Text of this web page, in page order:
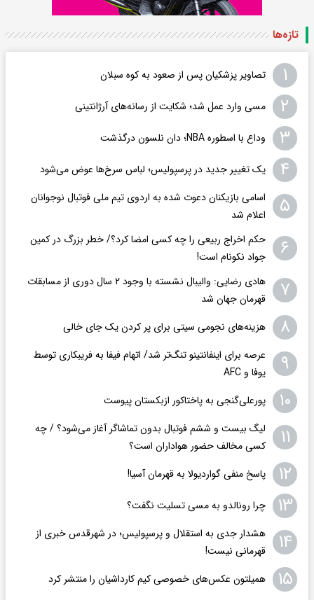
تازه‌ها
۱ تصاویر پزشکیان پس از صعود به کوه سبلان
۲ مسی وارد عمل شد؛ شکایت از رسانه‌های آرژانتینی
۳ وداع با اسطوره NBA؛ دان نلسون درگذشت
۴ یک تغییر جدید در پرسپولیس؛ لباس سرخ‌ها عوض می‌شود
۵
اسامی بازیکنان دعوت شده به اردوی تیم ملی فوتبال نوجوانان
اعلام شد
۶
حکم اخراج ربیعی را چه کسی امضا کرد؟/ خطر بزرگ در کمین
جواد نکونام است!
۷
هادی رضایی: والیبال نشسته با وجود ۲ سال دوری از مسابقات
قهرمان جهان شد
۸ هزینه‌های نجومی سیتی برای پر کردن یک جای خالی
۹
عرصه برای اینفانتینو تنگ‌تر شد/ اتهام فیفا به فریبکاری توسط
یوفا و AFC
۱۰ پورعلی‌گنجی به پاختاکور ازبکستان پیوست
۱۱
لیگ بیست‌ و ششم فوتبال بدون تماشاگر آغاز می‌شود؟ / چه
کسی مخالف حضور هواداران است؟
۱۲ پاسخ منفی گواردیولا به قهرمان آسیا!
۱۳ چرا رونالدو به مسی تسلیت نگفت؟
۱۴
هشدار جدی به استقلال و پرسپولیس؛ در شهرقدس خبری از
قهرمانی نیست!
۱۵ همیلتون عکس‌های خصوصی کیم‌ کارداشیان را منتشر کرد